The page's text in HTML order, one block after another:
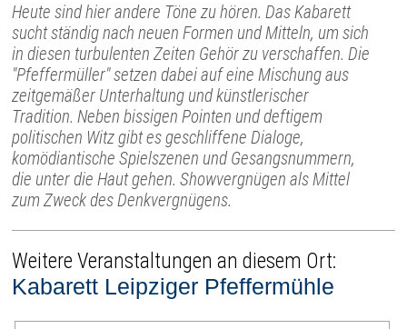
Heute sind hier andere Töne zu hören. Das Kabarett
sucht ständig nach neuen Formen und Mitteln, um sich
in diesen turbulenten Zeiten Gehör zu verschaffen. Die
"Pfeffermüller" setzen dabei auf eine Mischung aus
zeitgemäßer Unterhaltung und künstlerischer
Tradition. Neben bissigen Pointen und deftigem
politischen Witz gibt es geschliffene Dialoge,
komödiantische Spielszenen und Gesangsnummern,
die unter die Haut gehen. Showvergnügen als Mittel
zum Zweck des Denkvergnügens.
Weitere Veranstaltungen an diesem Ort:
Kabarett Leipziger Pfeffermühle